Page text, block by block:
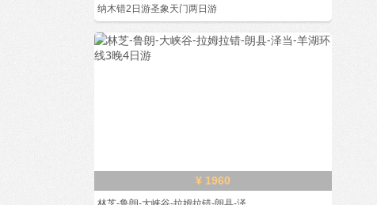
纳木错2日游圣象天门两日游
¥ 1960